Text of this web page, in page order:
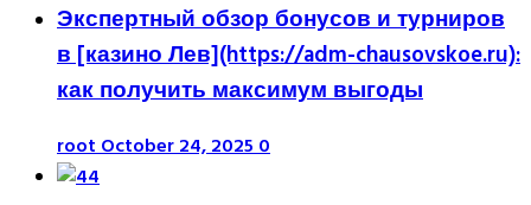
Экспертный обзор бонусов и турниров
в [казино Лев](https://adm-chausovskoe.ru):
как получить максимум выгоды
rootOctober 24, 20250